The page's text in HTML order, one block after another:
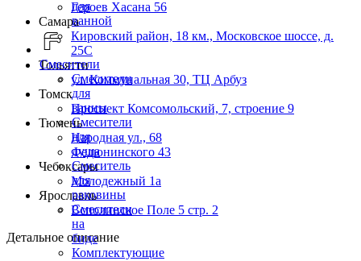
для
ванной
Смесители
Смесители
для
ванны
Смесители
для
душа
Смеситель
для
раковины
Смесители
на
биде
Комплектующие
Героев Хасана 56
Самара
Кировский район, 18 км., Московское шоссе, д.
25С
Тольятти
ул. Коммунальная 30, ТЦ Арбуз
Томск
Проспект Комсомольский, 7, строение 9
Тюмень
Народная ул., 68
Федюнинского 43
Чебоксары
Молодежный 1а
Ярославль
Всполинское Поле 5 стр. 2
Детальное описание